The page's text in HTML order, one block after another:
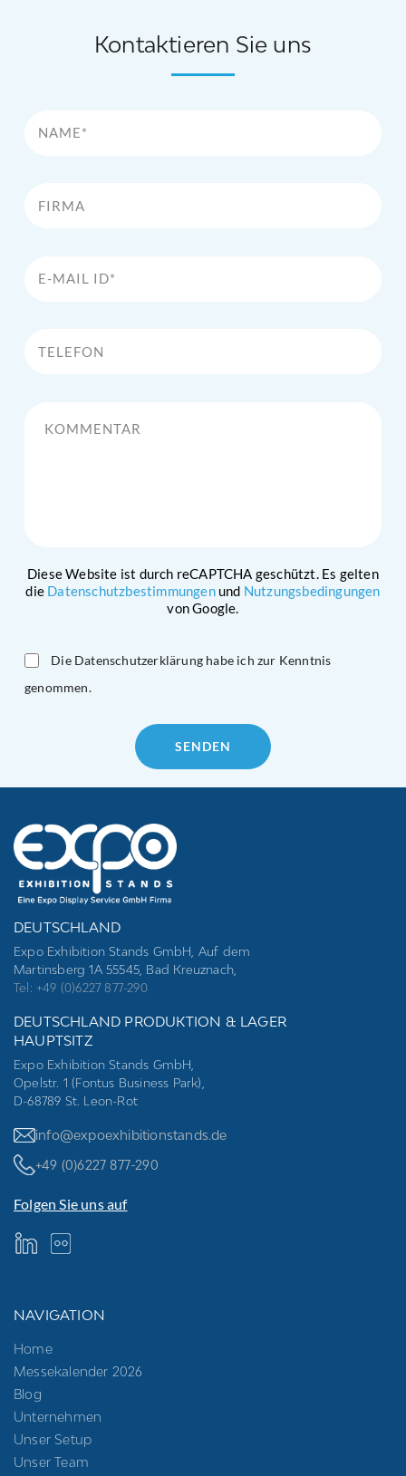
Kontaktieren Sie uns
Diese Website ist durch reCAPTCHA geschützt. Es gelten
die Datenschutzbestimmungenund Nutzungsbedingungen
von Google.
Die Datenschutzerklärung habe ich zur Kenntnis
genommen.
empty.
DEUTSCHLAND
Expo Exhibition Stands GmbH, Auf dem
Martinsberg 1A 55545, Bad Kreuznach,
Tel: +49 (0)6227 877-290
DEUTSCHLAND PRODUKTION & LAGER
HAUPTSITZ
Expo Exhibition Stands GmbH,
Opelstr. 1 (Fontus Business Park),
D-68789 St. Leon-Rot
info@expoexhibitionstands.de
+49 (0)6227 877-290
Folgen Sie uns auf
NAVIGATION
Home
Messekalender 2026
Blog
Unternehmen
Unser Setup
Unser Team